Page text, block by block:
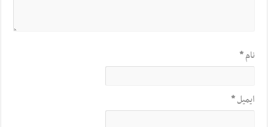
نام*
ایمیل*